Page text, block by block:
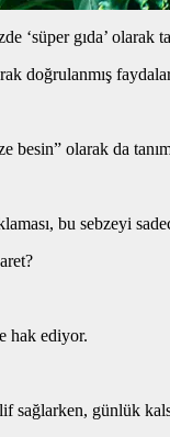
gıda’ olarak
doğrulanmış
besin” olarak da
bu sebzeyi
hak ediyor.
günlük